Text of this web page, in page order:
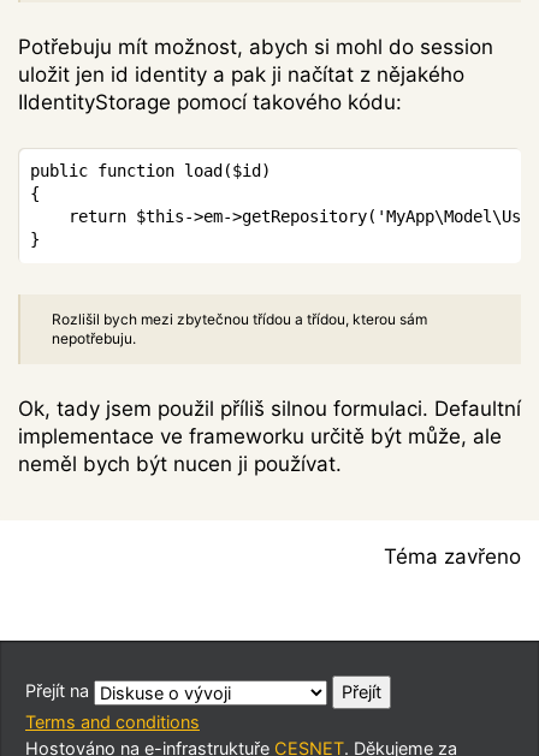
Potřebuju mít možnost, abych si mohl do session
uložit jen id identity a pak ji načítat z nějakého
IIdentityStorage pomocí takového kódu:
public function load ($id )
{
return $this->em->getRepository(
}
Rozlišil bych mezi zbytečnou třídou a třídou, kterou sám
nepotřebuju.
Ok, tady jsem použil příliš silnou formulaci. Defaultní
implementace ve frameworku určitě být může, ale
neměl bych být nucen ji používat.
Téma zavřeno
Přejít na
Terms and conditions
Hostováno na e-infrastruktuře CESNET. Děkujeme za